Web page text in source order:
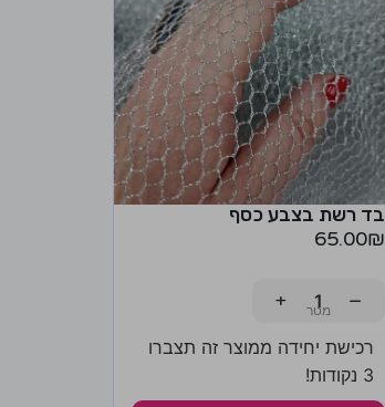
בד רשת בצבע כסף
65.00₪
−
+
רכישת יחידה ממוצר זה תצברו
3 נקודות!